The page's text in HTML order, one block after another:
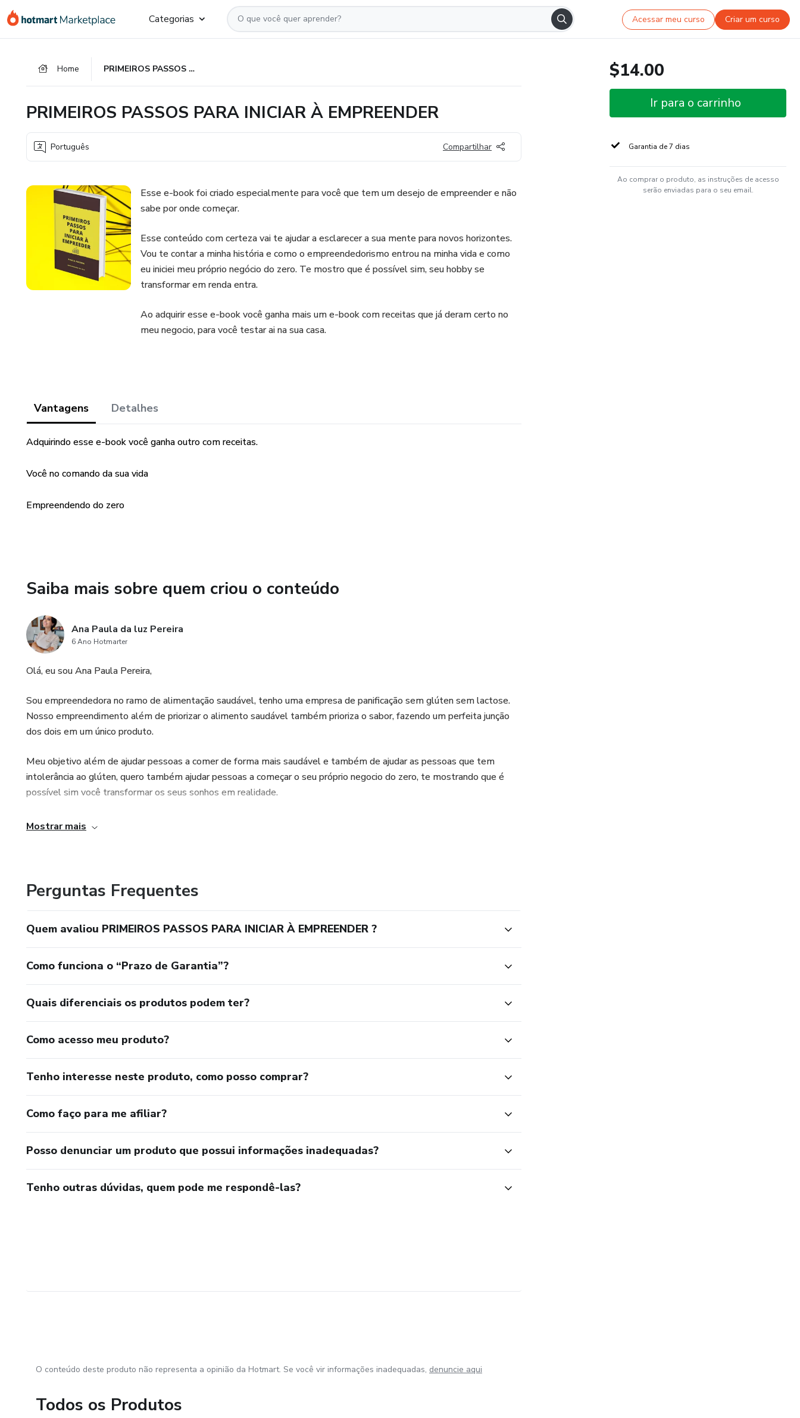
para
para
para
Categorias Acessar meu curso Criar um curso
Home PRIMEIROS PASSOS PARA INICIAR À EMPREENDER
PRIMEIROS PASSOS PARA INICIAR À EMPREENDER
Português Compartilhar
Esse e-book foi criado especialmente para você que tem um desejo de empreender e não
sabe por onde começar.
Esse conteúdo com certeza vai te ajudar a esclarecer a sua mente para novos horizontes.
Vou te contar a minha história e como o empreendedorismo entrou na minha vida e como
eu iniciei meu próprio negócio do zero. Te mostro que é possível sim, seu hobby se
transformar em renda entra.
Ao adquirir esse e-book você ganha mais um e-book com receitas que já deram certo no
meu negocio, para você testar ai na sua casa.
Vantagens Detalhes
Adquirindo esse e-book você ganha outro com receitas.
Você no comando da sua vida
Empreendendo do zero
Saiba mais sobre quem criou o conteúdo
Ana Paula da luz Pereira
6 Ano Hotmarter
Olá, eu sou Ana Paula Pereira,
Sou empreendedora no ramo de alimentação saudável, tenho uma empresa de panificação sem glúten sem lactose.
Nosso empreendimento além de priorizar o alimento saudável também prioriza o sabor, fazendo um perfeita junção
dos dois em um único produto.
Meu objetivo além de ajudar pessoas a comer de forma mais saudável e também de ajudar as pessoas que tem
intolerância ao glúten, quero também ajudar pessoas a começar o seu próprio negocio do zero, te mostrando que é
possível sim você transformar os seus sonhos em realidade.
Mostrar mais
Perguntas Frequentes
Quem avaliou PRIMEIROS PASSOS PARA INICIAR À EMPREENDER ?
Como funciona o “Prazo de Garantia”?
Quais diferenciais os produtos podem ter?
Como acesso meu produto?
Tenho interesse neste produto, como posso comprar?
Como faço para me afiliar?
Posso denunciar um produto que possui informações inadequadas?
Tenho outras dúvidas, quem pode me respondê-las?
$14.00
Ir para o carrinho
Garantia de 7 dias
Ao comprar o produto, as instruções de acesso
serão enviadas para o seu email.
O conteúdo deste produto não representa a opinião da Hotmart. Se você vir informações inadequadas, denuncie aqui
Todos os Produtos